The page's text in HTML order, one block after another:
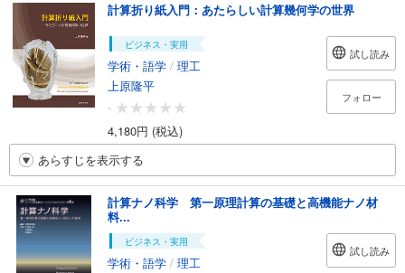
計算折り紙入門：あたらしい計算幾何学の世界
ビジネス・実用
学術・語学 / 理工
上原隆平
-
4,180円 (税込)
試し読み
フォロー
あらすじを表示する
計算ナノ科学 第一原理計算の基礎と高機能ナノ材
料...
ビジネス・実用
学術・語学 / 理工
試し読み